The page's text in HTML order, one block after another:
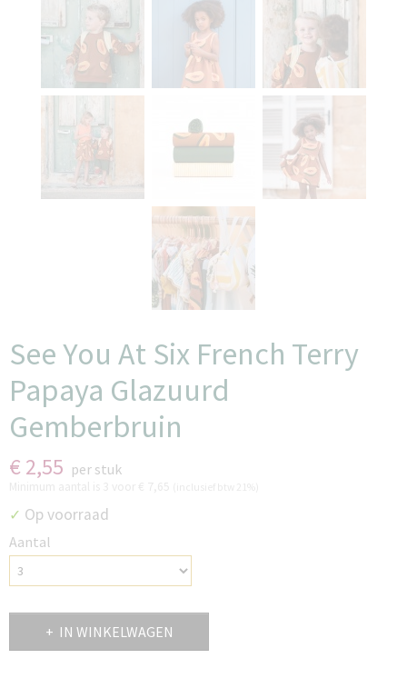
See You At Six French Terry
Papaya Glazuurd
Gemberbruin
€ 2,55 per stuk
✓ Op voorraad
Aantal
IN WINKELWAGEN